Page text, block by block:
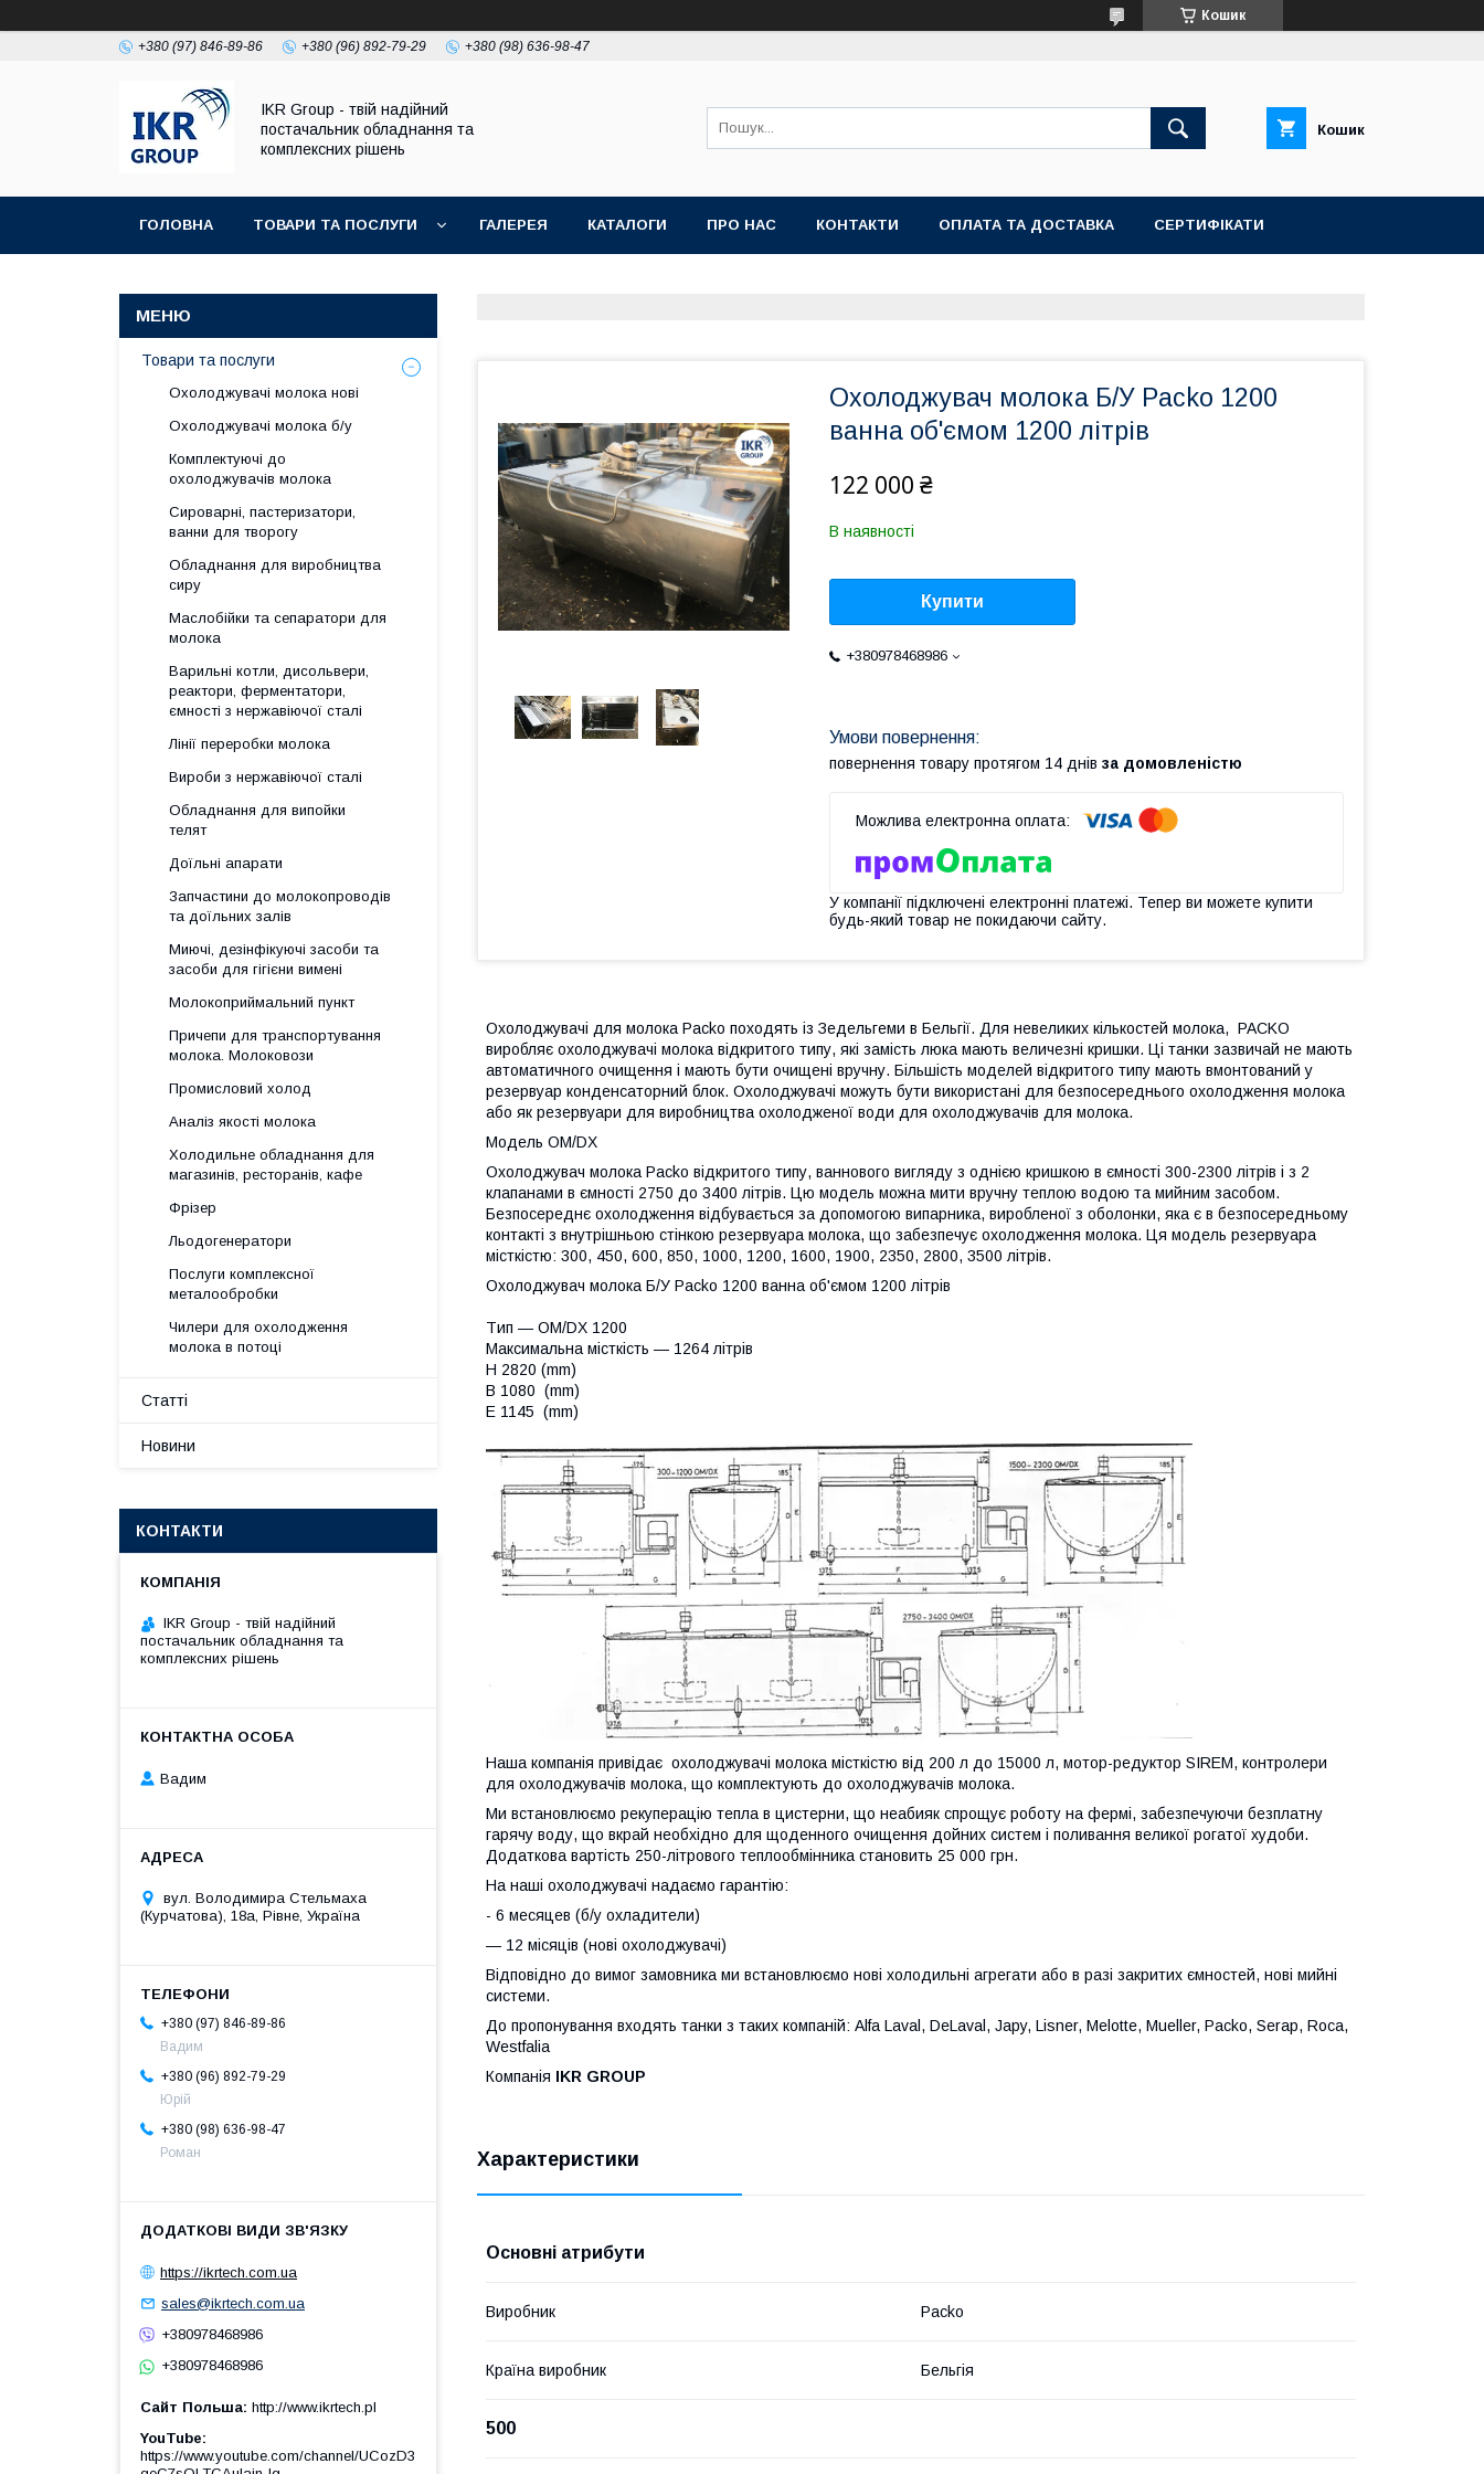
Кошик
+380 (97) 846-89-86 +380 (96) 892-79-29 +380 (98) 636-98-47
IKR Group - твій надійний
постачальник обладнання та
комплексних рішень
Кошик
ГОЛОВНА ТОВАРИ ТА ПОСЛУГИ ГАЛЕРЕЯ КАТАЛОГИ ПРО НАС КОНТАКТИ ОПЛАТА ТА ДОСТАВКА СЕРТИФІКАТИ
Охолоджувач молока Б/У Packo 1200
ванна об'ємом 1200 літрів
122 000 ₴
В наявності
Купити
+380978468986
повернення товару протягом 14 днів за домовленістю
У компанії підключені електронні платежі. Тепер ви можете купити
будь-який товар не покидаючи сайту.
Охолоджувачі для молока Packo походять із Зедельгеми в Бельгії. Для невеликих кількостей молока, PACKO
виробляє охолоджувачі молока відкритого типу, які замість люка мають величезні кришки. Ці танки зазвичай не мають
автоматичного очищення і мають бути очищені вручну. Більшість моделей відкритого типу мають вмонтований у
резервуар конденсаторний блок. Охолоджувачі можуть бути використані для безпосереднього охолодження молока
або як резервуари для виробництва охолодженої води для охолоджувачів для молока.
Модель OM/DX
Охолоджувач молока Packo відкритого типу, ваннового вигляду з однією кришкою в ємності 300-2300 літрів і з 2
клапанами в ємності 2750 до 3400 літрів. Цю модель можна мити вручну теплою водою та мийним засобом.
Безпосереднє охолодження відбувається за допомогою випарника, виробленої з оболонки, яка є в безпосередньому
контакті з внутрішньою стінкою резервуара молока, що забезпечує охолодження молока. Ця модель резервуара
місткістю: 300, 450, 600, 850, 1000, 1200, 1600, 1900, 2350, 2800, 3500 літрів.
Охолоджувач молока Б/У Packo 1200 ванна об'ємом 1200 літрів
Tип — OM/DX 1200
Максимальна місткість — 1264 літрів
H 2820 (mm)
B 1080 (mm)
E 1145 (mm)
Наша компанія привідає охолоджувачі молока місткістю від 200 л до 15000 л, мотор-редуктор SIREM, контролери
для охолоджувачів молока, що комплектують до охолоджувачів молока.
Ми встановлюємо рекуперацію тепла в цистерни, що неабияк спрощує роботу на фермі, забезпечуючи безплатну
гарячу воду, що вкрай необхідно для щоденного очищення дойних систем і поливання великої рогатої худоби.
Додаткова вартість 250-літрового теплообмінника становить 25 000 грн.
На наші охолоджувачі надаємо гарантію:
- 6 месяцев (б/у охладители)
— 12 місяців (нові охолоджувачі)
Відповідно до вимог замовника ми встановлюємо нові холодильні агрегати або в разі закритих ємностей, нові мийні
системи.
До пропонування входять танки з таких компаній: Alfa Laval, DeLaval, Japy, Lisner, Melotte, Mueller, Packo, Serap, Roca,
Westfalia
Компанія IKR GROUP
Характеристики
Основні атрибути
Виробник Packo
Країна виробник Бельгія
500
Товари та послуги
Охолоджувачі молока нові
Охолоджувачі молока б/у
Комплектуючі до
охолоджувачів молока
Сироварні, пастеризатори,
ванни для творогу
Обладнання для виробництва
сиру
Маслобійки та сепаратори для
молока
Варильні котли, дисольвери,
реактори, ферментатори,
ємності з нержавіючої сталі
Лінії переробки молока
Вироби з нержавіючої сталі
Обладнання для випойки
телят
Доїльні апарати
Запчастини до молокопроводів
та доїльних залів
Миючі, дезінфікуючі засоби та
засоби для гігієни вимені
Молокоприймальний пункт
Причепи для транспортування
молока. Молоковози
Промисловий холод
Аналіз якості молока
Холодильне обладнання для
магазинів, ресторанів, кафе
Фрізер
Льодогенератори
Послуги комплексної
металообробки
Чилери для охолодження
молока в потоці
Статті
Новини
КОНТАКТИ
IKR Group - твій надійний
постачальник обладнання та
комплексних рішень
Вадим
вул. Володимира Стельмаха
(Курчатова), 18а, Рівне, Україна
+380 (97) 846-89-86
Вадим
+380 (96) 892-79-29
Юрій
+380 (98) 636-98-47
Роман
https://ikrtech.com.ua
sales@ikrtech.com.ua
+380978468986
+380978468986
Сайт Польша http://www.ikrtech.pl
YouTube
https://www.youtube.com/channel/UCozD3